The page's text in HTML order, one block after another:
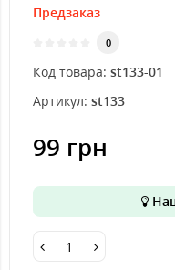
Предзаказ
0
Код товара: st133-01
Артикул: st133
99 грн